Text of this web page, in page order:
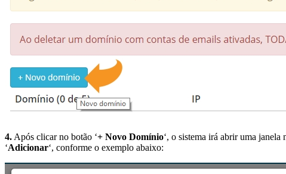
4. Após clicar no botão ‘+ Novo Domínio‘, o sistema irá abrir uma
‘Adicionar‘, conforme o exemplo abaixo: